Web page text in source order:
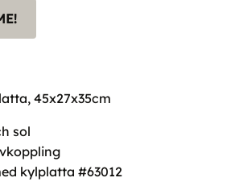
45x27x35cm
sol
kylplatta #63012